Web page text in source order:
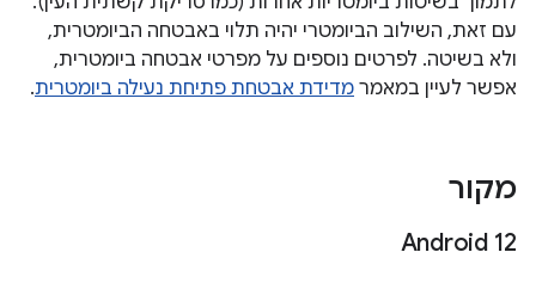
עם זאת, השילוב הביומטרי יהיה תלוי באבטחה הביומטרית,
ולא בשיטה. לפרטים נוספים על מפרטי אבטחה ביומטרית,
אפשר לעיין במאמר מדידת אבטחת פתיחת נעילה ביומטרית.
מקור
12 ‏Android